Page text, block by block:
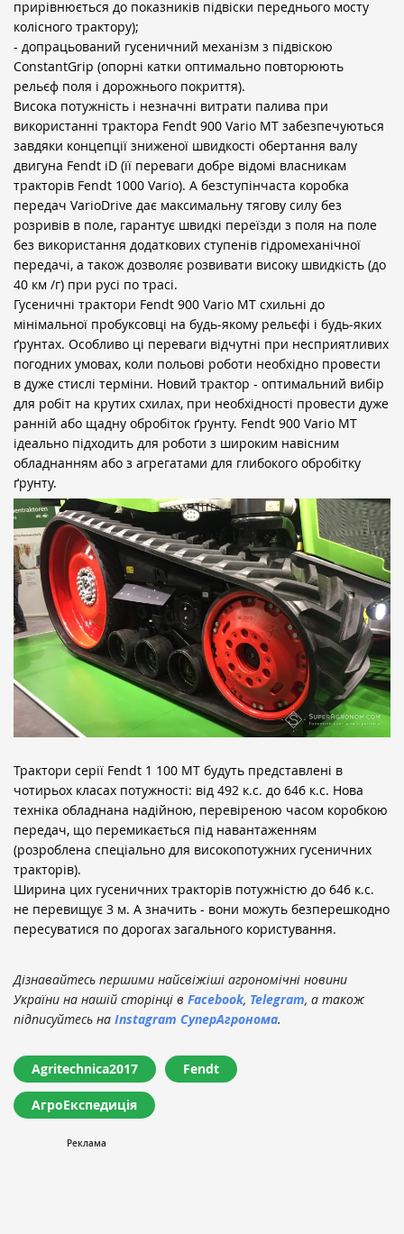
прирівнюється до показників підвіски переднього мосту
колісного трактору);
- допрацьований гусеничний механізм з підвіскою
ConstantGrip (опорні катки оптимально повторюють
рельєф поля і дорожнього покриття).
Висока потужність і незначні витрати палива при
використанні трактора Fendt 900 Vario MT забезпечуються
завдяки концепції зниженої швидкості обертання валу
двигуна Fendt iD (її переваги добре відомі власникам
тракторів Fendt 1000 Vario). А безступінчаста коробка
передач VarioDrive дає максимальну тягову силу без
розривів в поле, гарантує швидкі переїзди з поля на поле
без використання додаткових ступенів гідромеханічної
передачі, а також дозволяє розвивати високу швидкість (до
40 км /г) при русі по трасі.
Гусеничні трактори Fendt 900 Vario MT схильні до
мінімальної пробуксовці на будь-якому рельєфі і будь-яких
ґрунтах. Особливо ці переваги відчутні при несприятливих
погодних умовах, коли польові роботи необхідно провести
в дуже стислі терміни. Новий трактор - оптимальний вибір
для робіт на крутих схилах, при необхідності провести дуже
ранній або щадну обробіток ґрунту. Fendt 900 Vario MT
ідеально підходить для роботи з широким навісним
обладнанням або з агрегатами для глибокого обробітку
ґрунту.
Трактори серії Fendt 1 100 MT будуть представлені в
чотирьох класах потужності: від 492 к.с. до 646 к.с. Нова
техніка обладнана надійною, перевіреною часом коробкою
передач, що перемикається під навантаженням
(розроблена спеціально для високопотужних гусеничних
тракторів).
Ширина цих гусеничних тракторів потужністю до 646 к.с.
не перевищує 3 м. А значить - вони можуть безперешкодно
пересуватися по дорогах загального користування.
Дізнавайтесь першими найсвіжіші агрономічні новини
України на нашій сторінці в Facebook, Telegram, а також
підписуйтесь на Instagram СуперАгронома.
Agritechnica2017 Fendt
АгроЕкспедиція